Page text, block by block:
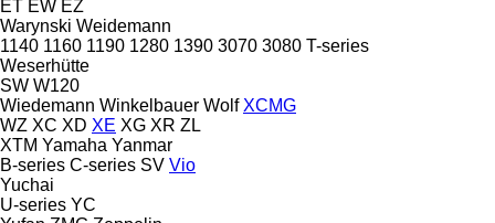
ET EW EZ
Warynski Weidemann
1140 1160 1190 1280 1390 3070 3080 T-series
Weserhütte
SW W120
Wiedemann Winkelbauer Wolf XCMG
WZ XC XD XE XG XR ZL
XTM Yamaha Yanmar
B-series C-series SV Vio
Yuchai
U-series YC